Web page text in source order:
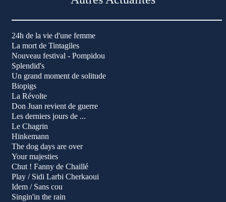
24h de la vie d'une femme
La mort de Tintagiles
Nouveau festival - Pompidou
Splendid's
Un grand moment de solitude
Biopigs
La Révolte
Don Juan revient de guerre
Les derniers jours de ...
Le Chagrin
Hinkemann
The dog days are over
Your majesties
Chut ! Fanny de Chaillé
Play / Sidi Larbi Cherkaoui
Idem / Sans cou
Singin'in the rain